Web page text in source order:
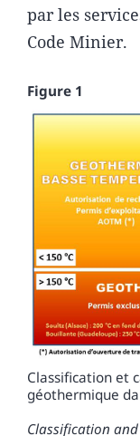
par les
Code Minier.
Figure 1
Classification et
géothermique
Classification